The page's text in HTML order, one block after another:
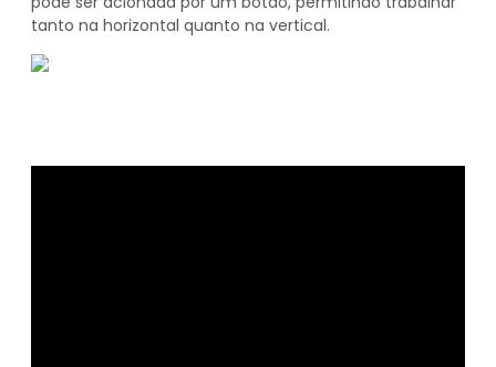
tanto na horizontal quanto na vertical.